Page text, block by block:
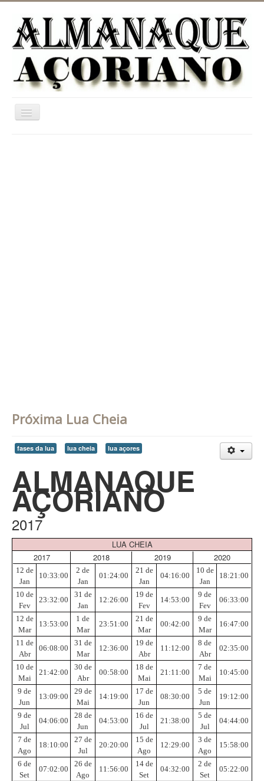
Ativar/Desativar
navegação
Próxima Lua Cheia
fases da lua lua cheia lua açores
ALMANAQUE
AÇORIANO
2017
LUA CHEIA
2017
2018 2019 2020
12 de
Jan
10:33:00
2 de
Jan
01:24:00
21 de
Jan
04:16:00
10 de
Jan
18:21:00
10 de
Fev
23:32:00
31 de
Jan
12:26:00
19 de
Fev
14:53:00
9 de
Fev
06:33:00
12 de
Mar
13:53:00
1 de
Mar
23:51:00
21 de
Mar
00:42:00
9 de
Mar
16:47:00
11 de
Abr
06:08:00
31 de
Mar
12:36:00
19 de
Abr
11:12:00
8 de
Abr
02:35:00
10 de
Mai
21:42:00
30 de
Abr
00:58:00
18 de
Mai
21:11:00
7 de
Mai
10:45:00
9 de
Jun
13:09:00
29 de
Mai
14:19:00
17 de
Jun
08:30:00
5 de
Jun
19:12:00
9 de
Jul
04:06:00
28 de
Jun
04:53:00
16 de
Jul
21:38:00
5 de
Jul
04:44:00
7 de
Ago
18:10:00
27 de
Jul
20:20:00
15 de
Ago
12:29:00
3 de
Ago
15:58:00
6 de
Set
07:02:00
26 de
Ago
11:56:00
14 de
Set
04:32:00
2 de
Set
05:22:00